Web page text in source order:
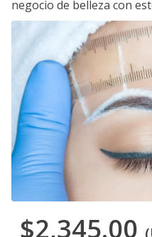
negocio de belleza con
$2,345.00